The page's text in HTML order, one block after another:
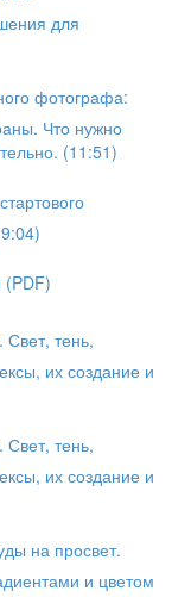
для
фотографа:
Что нужно
(11:51)
(PDF)
Свет, тень,
их создание и
Свет, тень,
их создание и
на просвет.
и цветом